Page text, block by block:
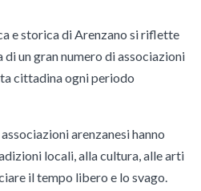
e storica di Arenzano si riflette
un gran numero di associazioni
cittadina ogni periodo
arenzanesi hanno
locali, alla cultura, alle arti
il tempo libero e lo svago.